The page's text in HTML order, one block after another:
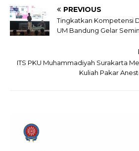
PREVIOUS
Tingkatkan Kompetensi
UM Bandung Gelar
ITS PKU Muhammadiyah Surakarta
Kuliah Pakar